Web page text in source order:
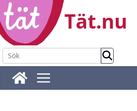
Hoppa
till
innehåll
Tät.nu